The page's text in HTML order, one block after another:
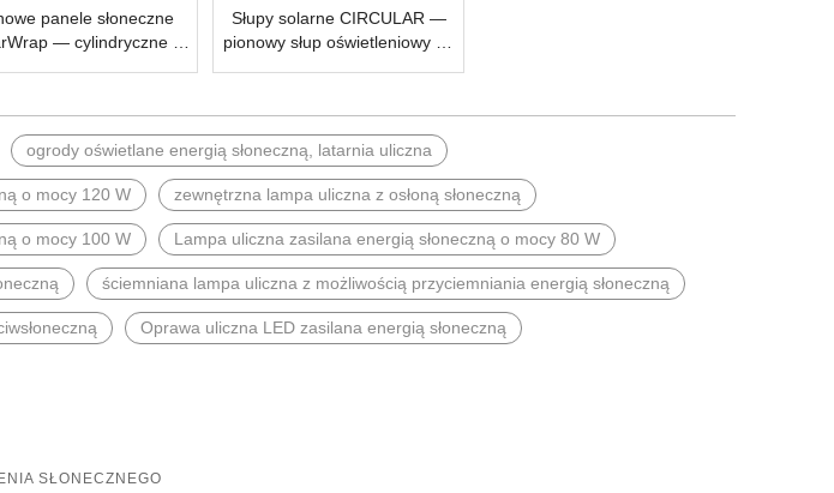
panele słoneczne
— cylindryczne i
na słupie
Słupy solarne CIRCULAR —
pionowy słup oświetleniowy do
ogrody oświetlane energią słoneczną, latarnia uliczna
o mocy 120 W zewnętrzna lampa uliczna z osłoną słoneczną
o mocy 100 W Lampa uliczna zasilana energią słoneczną o mocy 80 W
ściemniana lampa uliczna z możliwością przyciemniania energią słoneczną
Oprawa uliczna LED zasilana energią słoneczną
SŁONECZNEGO